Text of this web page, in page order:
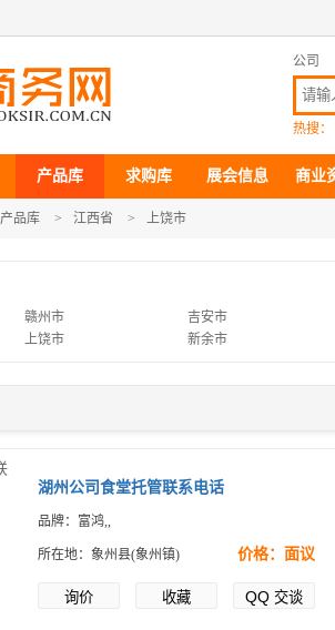
公司
热搜：
产品库 求购库 展会信息 商业
产品库 > 江西省 > 上饶市
赣州市
吉安市
上饶市 新余市
湖州公司食堂托管联系电话
品牌：富鸿,,
所在地：象州县(象州镇) 价格：面议
询价 收藏 QQ 交谈